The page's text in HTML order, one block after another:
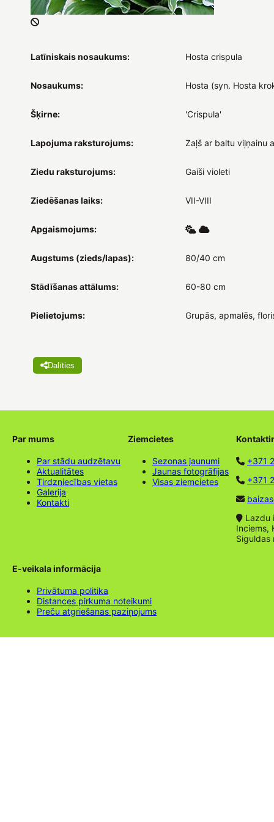
Latīniskais nosaukums: Hosta crispula
Nosaukums: Hosta (syn. Hosta
Šķirne: 'Crispula'
Lapojuma raksturojums: Zaļš ar baltu viļņainu
Ziedu raksturojums: Gaiši violeti
Ziedēšanas laiks: VII-VIII
Apgaismojums:
Augstums (zieds/lapas): 80/40 cm
Stādīšanas attālums: 60-80 cm
Pielietojums: Grupās, apmalēs,
Dalīties
Par mums
Par stādu audzētavu
Aktualitātes
Tirdzniecības vietas
Galerija
Kontakti
Ziemcietes
Sezonas jaunumi
Jaunas fotogrāfijas
Visas ziemcietes
+371
+371
Lazdu
Inciems,
Siguldas
E-veikala informācija
Privātuma politika
Distances pirkuma noteikumi
Preču atgriešanas paziņojums